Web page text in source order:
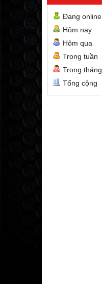
Đang online
Hôm nay
Hôm qua
Trong tuần
Trong tháng
Tổng cộng